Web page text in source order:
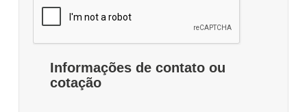
Informações de contato ou
cotação